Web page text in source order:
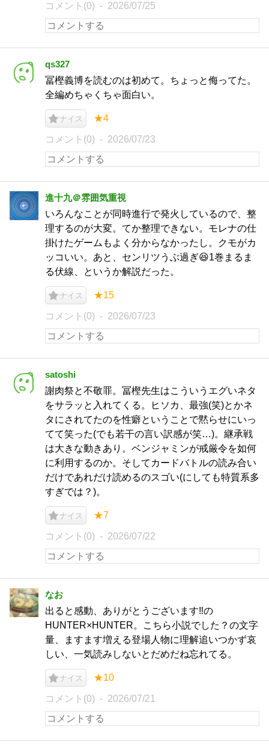
コメント(0) 2026/07/25
qs327
冨樫義博を読むのは初めて。ちょっと侮ってた。
全編めちゃくちゃ面白い。
ナイス ★4
コメント(0) 2026/07/23
進十九＠雰囲気重視
いろんなことが同時進行で発火しているので、整
理するのが大変。てか整理できない。モレナの仕
掛けたゲームもよく分からなかったし。クモがカ
ッコいい。あと、センリツうぶ過ぎ😆1巻まるま
る伏線、というか解説だった。
ナイス ★15
コメント(0) 2026/07/23
satoshi
謝肉祭と不敬罪。冨樫先生はこういうエグいネタ
をサラッと入れてくる。ヒソカ、最強(笑)とかネ
タにされてたのを性癖ということで黙らせにいっ
てて笑った(でも若干の言い訳感が笑…)。継承戦
は大きな動きあり。ベンジャミンが戒厳令を如何
に利用するのか。そしてカードバトルの読み合い
だけであれだけ読めるのスゴい(にしても特質系多
すぎでは？)。
ナイス ★7
コメント(0) 2026/07/22
なお
出ると感動、ありがとうございます‼の
HUNTER×HUNTER。こちら小説でした？の文字
量、ますます増える登場人物に理解追いつかず哀
しい、一気読みしないとだめだね忘れてる。
ナイス ★10
コメント(0) 2026/07/21